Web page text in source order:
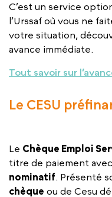
C’est un service
l’Urssaf où vous ne
votre situation,
avance immédiate.
Tout savoir sur
Le CESU
Le Chèque Emploi
titre de paiement
nominatif . Présenté
chèque ou de Cesu